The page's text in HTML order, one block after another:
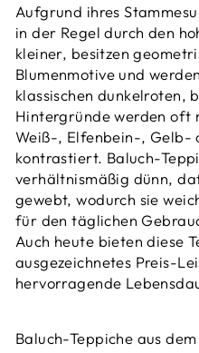
Aufgrund ihres
in der Regel durch den
kleiner, besitzen
Blumenmotive und
klassischen dunkelroten,
Hintergründe werden oft
Weiß-, Elfenbein-, Gelb-
kontrastiert. Baluch-
verhältnismäßig dünn,
gewebt, wodurch sie
für den täglichen
Auch heute bieten diese
ausgezeichnetes Preis-
hervorragende
Baluch-Teppiche aus